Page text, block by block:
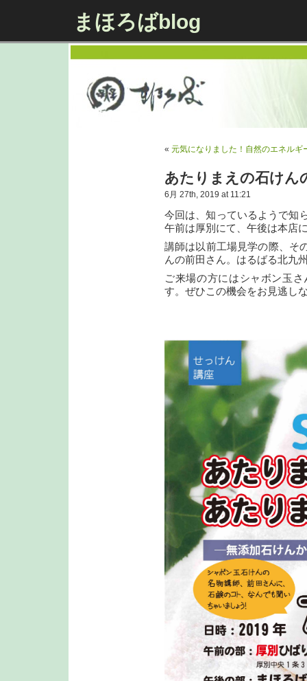
まほろばblog
« 元気になりました！自然のエネル
あたりまえの石けん
6月 27th, 2019 at 11:21
今回は、知っているようで知
午前は厚別にて、午後は本店
講師は以前工場見学の際、そ
んの前田さん。はるばる北九
ご来場の方にはシャボン玉
す。ぜひこの機会をお見逃し